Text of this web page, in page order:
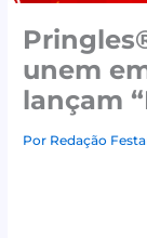
unem
lançam
Por Redação